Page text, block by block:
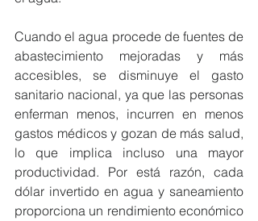
Cuando el agua procede de fuentes de
abastecimiento mejoradas y más
accesibles, se disminuye el gasto
sanitario nacional, ya que las personas
enferman menos, incurren en menos
gastos médicos y gozan de más salud,
lo que implica incluso una mayor
productividad. Por está razón, cada
dólar invertido en agua y saneamiento
proporciona un rendimiento económico